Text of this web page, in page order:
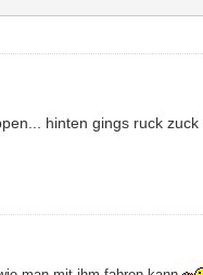
hinten gings ruck